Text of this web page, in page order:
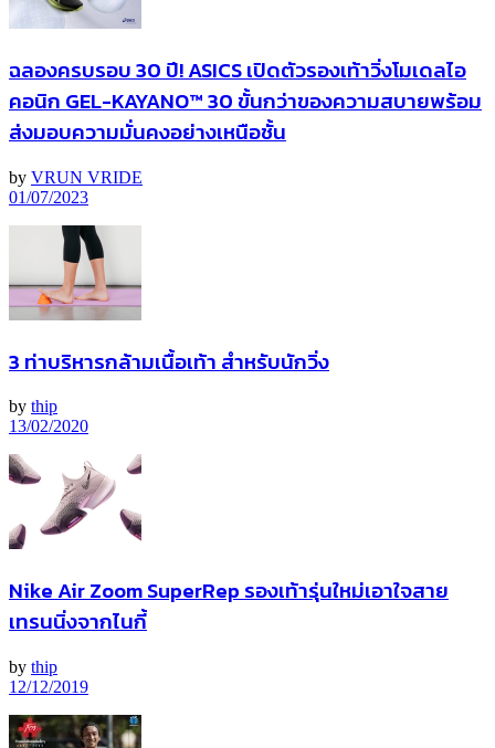
ฉลองครบรอบ 30 ปี! ASICS เปิดตัวรองเท้าวิ่งโมเดลไอ
คอนิก GEL-KAYANO™ 30 ขั้นกว่าของความสบายพร้อม
ส่งมอบความมั่นคงอย่างเหนือชั้น
by VRUN VRIDE
01/07/2023
3 ท่าบริหารกล้ามเนื้อเท้า สำหรับนักวิ่ง
by thip
13/02/2020
Nike Air Zoom SuperRep รองเท้ารุ่นใหม่เอาใจสาย
เทรนนิ่งจากไนกี้
by thip
12/12/2019